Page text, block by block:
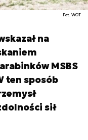
Fot. WOT
na
MSBS
ten sposób
sił